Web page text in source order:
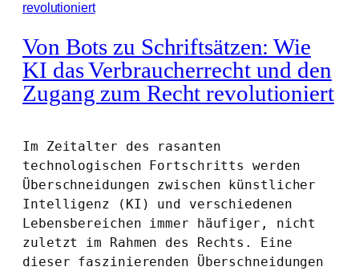
Von Bots zu Schriftsätzen: Wie
KI das Verbraucherrecht und den
Zugang zum Recht revolutioniert
Im Zeitalter des rasanten
technologischen Fortschritts werden
Überschneidungen zwischen künstlicher
Intelligenz (KI) und verschiedenen
Lebensbereichen immer häufiger, nicht
zuletzt im Rahmen des Rechts. Eine
dieser faszinierenden Überschneidungen